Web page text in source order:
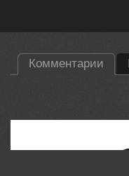
Комментарии